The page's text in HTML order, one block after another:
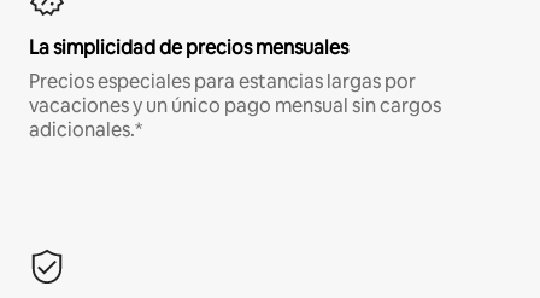
La simplicidad de precios mensuales
Precios especiales para estancias largas por
vacaciones y un único pago mensual sin cargos
adicionales.*